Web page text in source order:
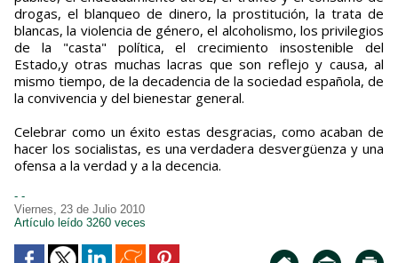
drogas, el blanqueo de dinero, la prostitución, la trata de
blancas, la violencia de género, el alcoholismo, los privilegios
de la "casta" política, el crecimiento insostenible del
Estado,y otras muchas lacras que son reflejo y causa, al
mismo tiempo, de la decadencia de la sociedad española, de
la convivencia y del bienestar general.
Celebrar como un éxito estas desgracias, como acaban de
hacer los socialistas, es una verdadera desvergüenza y una
ofensa a la verdad y a la decencia.
- -
Viernes, 23 de Julio 2010
Artículo leído 3260 veces